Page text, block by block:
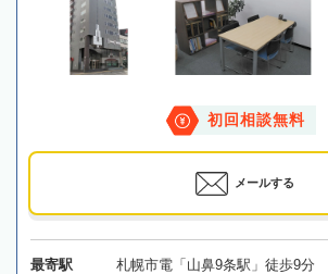
初回相談無料
メールする
最寄駅 札幌市電「山鼻9条駅」徒歩9分